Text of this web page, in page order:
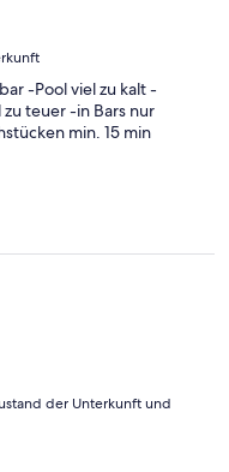
-Pool viel zu kalt -
teuer -in Bars nur
min. 15 min
der Unterkunft und